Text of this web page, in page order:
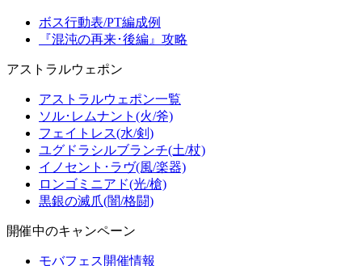
ボス行動表/PT編成例
『混沌の再来･後編』攻略
アストラルウェポン
アストラルウェポン一覧
ソル･レムナント(火/斧)
フェイトレス(水/剣)
ユグドラシルブランチ(土/杖)
イノセント･ラヴ(風/楽器)
ロンゴミニアド(光/槍)
黒銀の滅爪(闇/格闘)
開催中のキャンペーン
モバフェス開催情報